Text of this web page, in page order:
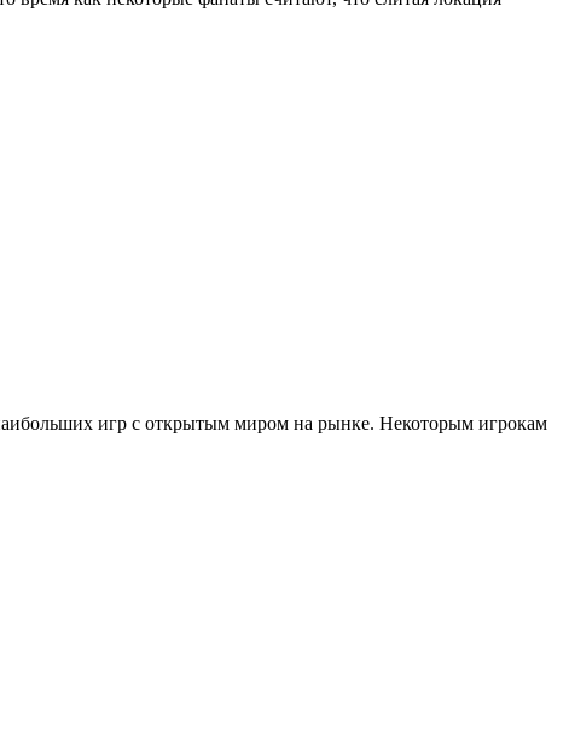
игр с открытым миром на рынке. Некоторым игрокам